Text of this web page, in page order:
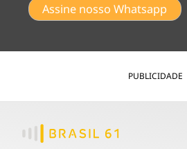
Assine nosso Whatsapp
PUBLICIDADE